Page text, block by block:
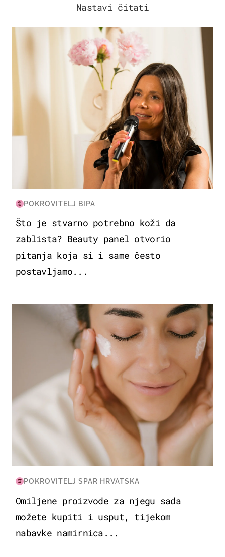
Nastavi čitati
MODA & LJEPOTA
POKROVITELJ BIPA
Što je stvarno potrebno koži da
zablista? Beauty panel otvorio
pitanja koja si i same često
postavljamo...
MODA & LJEPOTA
POKROVITELJ SPAR HRVATSKA
Omiljene proizvode za njegu sada
možete kupiti i usput, tijekom
nabavke namirnica...